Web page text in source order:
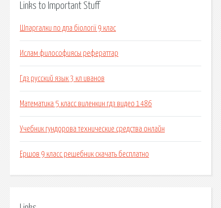
Links to Important Stuff
Шпаргалки по дпа біології 9 клас
Ислам философиясы рефераттар
Гдз русский язык 3 кл иванов
Математика 5 класс виленкин гдз видео 1486
Учебник гундорова технические средства онлайн
Ершов 9 класс решебник скачать бесплатно